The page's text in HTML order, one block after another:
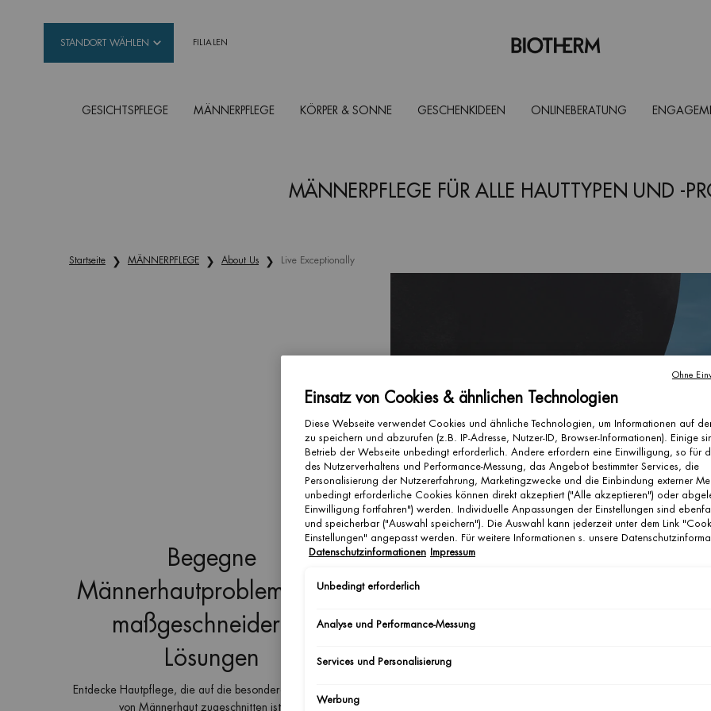
STANDORT WÄHLEN FILIALEN
GESICHTSPFLEGE MÄNNERPFLEGE KÖRPER & SONNE GESCHENKIDEEN ONLINEBERATUNG
MÄNNERPFLEGE FÜR ALLE HAUTTYPEN UND -
Startseite MÄNNERPFLEGE About Us Live Exceptionally
Begegne
Männerhautproblemen mit
maßgeschneiderten
Lösungen
Entdecke Hautpflege, die auf die besonderen Bedürfnisse
von Männerhaut zugeschnitten ist, von
ANTI-AGING FÜR MÄNNER
GLÄTTE FALTEN UND
DEINER HAUT NEUE
FÜR EIN JUGENDLICHES
Wirke feinen Linien und Falten entgegen mit Anti-Aging-Pflege,
Festigkeit der Haut verbessert und sie jünger und frischer wirken
Einsatz von Cookies & ähnlichen Technologien
Diese Webseite verwendet Cookies und ähnliche Technologien, um Informationen auf
zu speichern und abzurufen (z.B. IP-Adresse, Nutzer-ID, Browser-Informationen). Einige
Betrieb der Webseite unbedingt erforderlich. Andere erfordern eine Einwilligung, so für
des Nutzerverhaltens und Performance-Messung, das Angebot bestimmter Services, die
Personalisierung der Nutzererfahrung, Marketingzwecke und die Einbindung externer
unbedingt erforderliche Cookies können direkt akzeptiert ("Alle akzeptieren") oder
Einwilligung fortfahren") werden. Individuelle Anpassungen der Einstellungen sind
und speicherbar ("Auswahl speichern"). Die Auswahl kann jederzeit unter dem Link
Einstellungen" angepasst werden. Für weitere Informationen s. unsere
Datenschutzinformationen
Impressum
Unbedingt erforderlich
Analyse und Performance-Messung
Services und Personalisierung
Werbung
Ohne